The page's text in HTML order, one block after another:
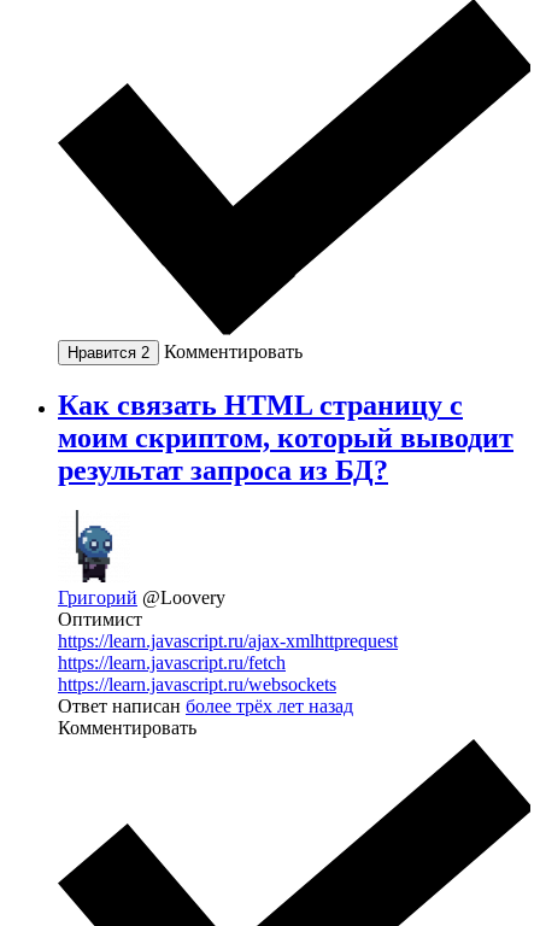
Нравится 2 Комментировать
Как связать HTML страницу с
моим скриптом, который выводит
результат запроса из БД?
Григорий @Loovery
Оптимист
https://learn.javascript.ru/ajax-xmlhttprequest
https://learn.javascript.ru/fetch
https://learn.javascript.ru/websockets
Ответ написан более трёх лет назад
Комментировать